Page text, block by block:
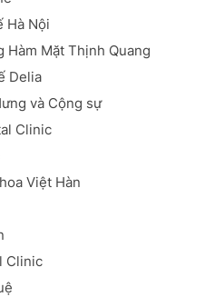
Hà Nội
Hàm Mặt Thịnh Quang
Delia
và Cộng sự
Clinic
Việt Hàn
Clinic